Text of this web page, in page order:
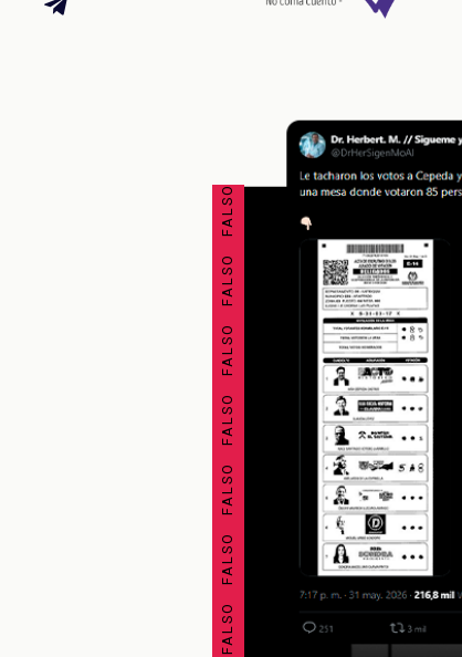
FALSO FALSO FALSO FALSO FALSO FALSO FALSO FALSO